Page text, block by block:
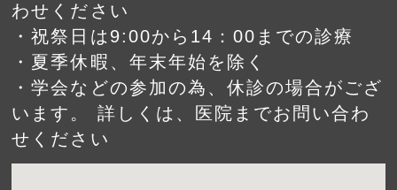
わせください
・祝祭日は9:00から14：00までの診療
・夏季休暇、年末年始を除く
・学会などの参加の為、休診の場合がござ
います。 詳しくは、医院までお問い合わ
せください